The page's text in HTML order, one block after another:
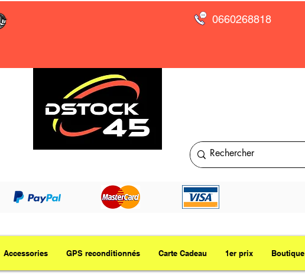
0660268818
Accessories GPS reconditionnés Carte Cadeau 1er prix Boutique